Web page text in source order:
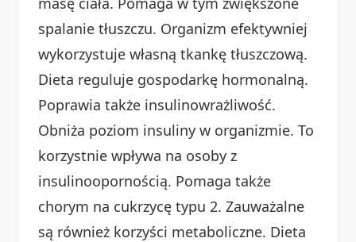
spalanie tłuszczu. Organizm efektywniej
wykorzystuje własną tkankę tłuszczową.
Dieta reguluje gospodarkę hormonalną.
Poprawia także insulinowrażliwość.
Obniża poziom insuliny w organizmie. To
korzystnie wpływa na osoby z
insulinoopornością. Pomaga także
chorym na cukrzycę typu 2. Zauważalne
są również korzyści metaboliczne. Dieta